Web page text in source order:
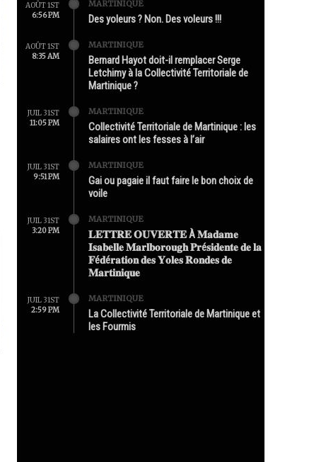
AOÛT 1ST
6:56 PM
MARTINIQUE
Des yoleurs ? Non. Des voleurs !!!
AOÛT 1ST
8:35 AM
MARTINIQUE
Bernard Hayot doit-il remplacer Serge
Letchimy à la Collectivité Territoriale de
Martinique ?
JUIL 31ST
11:05 PM
MARTINIQUE
Collectivité Territoriale de Martinique : les
salaires ont les fesses à l’air
JUIL 31ST
9:51 PM
MARTINIQUE
Gai ou pagaie il faut faire le bon choix de
voile
JUIL 31ST
3:20 PM
MARTINIQUE
𝐋𝐄𝐓𝐓𝐑𝐄 𝐎𝐔𝐕𝐄𝐑𝐓𝐄 À 𝐌𝐚𝐝𝐚𝐦𝐞
𝐈𝐬𝐚𝐛𝐞𝐥𝐥𝐞 𝐌𝐚𝐫𝐥𝐛𝐨𝐫𝐨𝐮𝐠𝐡 𝐏𝐫é𝐬𝐢𝐝𝐞𝐧𝐭𝐞 𝐝𝐞 𝐥𝐚
𝐅é𝐝é𝐫𝐚𝐭𝐢𝐨𝐧 𝐝𝐞𝐬 𝐘𝐨𝐥𝐞𝐬 𝐑𝐨𝐧𝐝𝐞𝐬 𝐝𝐞
𝐌𝐚𝐫𝐭𝐢𝐧𝐢𝐪𝐮𝐞
JUIL 31ST
2:59 PM
MARTINIQUE
La Collectivité Territoriale de Martinique et
les Fourmis